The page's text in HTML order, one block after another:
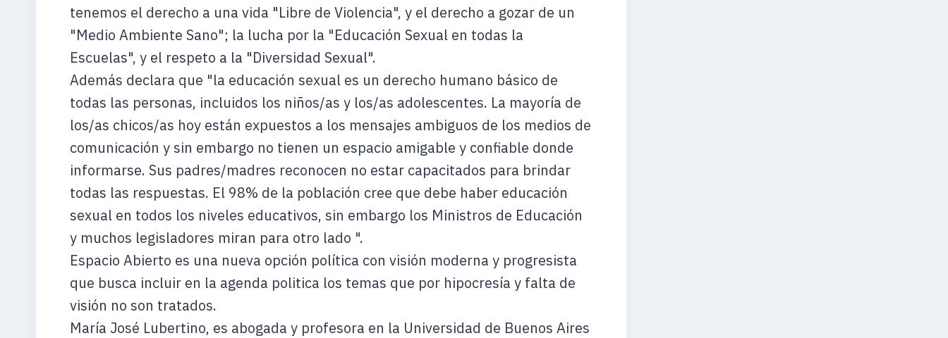
tenemos el derecho a una vida "Libre de Violencia", y el derecho a gozar de un
"Medio Ambiente Sano"; la lucha por la "Educación Sexual en todas la
Escuelas", y el respeto a la "Diversidad Sexual".
Además declara que "la educación sexual es un derecho humano básico de
todas las personas, incluidos los niños/as y los/as adolescentes. La mayoría de
los/as chicos/as hoy están expuestos a los mensajes ambiguos de los medios de
comunicación y sin embargo no tienen un espacio amigable y confiable donde
informarse. Sus padres/madres reconocen no estar capacitados para brindar
todas las respuestas. El 98% de la población cree que debe haber educación
sexual en todos los niveles educativos, sin embargo los Ministros de Educación
y muchos legisladores miran para otro lado ".
Espacio Abierto es una nueva opción política con visión moderna y progresista
que busca incluir en la agenda politica los temas que por hipocresía y falta de
visión no son tratados.
María José Lubertino, es abogada y profesora en la Universidad de Buenos Aires